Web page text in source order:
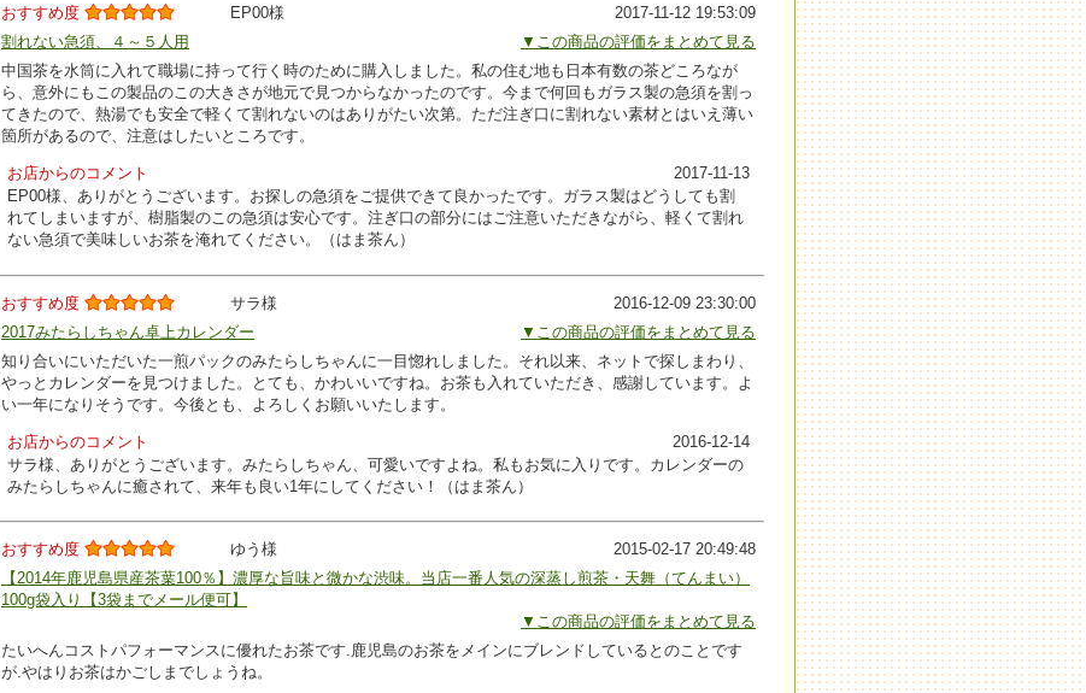
おすすめ度 EP00様
2017-11-12 19:53:09
割れない急須、４～５人用
▼この商品の評価をまとめて見る
中国茶を水筒に入れて職場に持って行く時のために購入しました。私の住む地も日本有数の茶どころなが
ら、意外にもこの製品のこの大きさが地元で見つからなかったのです。今まで何回もガラス製の急須を割っ
てきたので、熱湯でも安全で軽くて割れないのはありがたい次第。ただ注ぎ口に割れない素材とはいえ薄い
箇所があるので、注意はしたいところです。
お店からのコメント
2017-11-13
EP00様、ありがとうございます。お探しの急須をご提供できて良かったです。ガラス製はどうしても割
れてしまいますが、樹脂製のこの急須は安心です。注ぎ口の部分にはご注意いただきながら、軽くて割れ
ない急須で美味しいお茶を淹れてください。（はま茶ん）
おすすめ度 サラ様
2016-12-09 23:30:00
2017みたらしちゃん卓上カレンダー
▼この商品の評価をまとめて見る
知り合いにいただいた一煎パックのみたらしちゃんに一目惚れしました。それ以来、ネットで探しまわり、
やっとカレンダーを見つけました。とても、かわいいですね。お茶も入れていただき、感謝しています。よ
い一年になりそうです。今後とも、よろしくお願いいたします。
お店からのコメント
2016-12-14
サラ様、ありがとうございます。みたらしちゃん、可愛いですよね。私もお気に入りです。カレンダーの
みたらしちゃんに癒されて、来年も良い1年にしてください！（はま茶ん）
おすすめ度 ゆう様
2015-02-17 20:49:48
【2014年鹿児島県産茶葉100％】濃厚な旨味と微かな渋味。当店一番人気の深蒸し煎茶・天舞（てんまい）
100g袋入り【3袋までメール便可】
▼この商品の評価をまとめて見る
たいへんコストパフォーマンスに優れたお茶です.鹿児島のお茶をメインにブレンドしているとのことです
が.やはりお茶はかごしまでしょうね。